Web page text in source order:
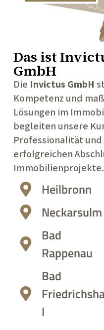
Das ist
GmbH
Die Invictus GmbH
Kompetenz und
Lösungen im
begleiten unsere
Professionalität
erfolgreichen
Immobilienprojekte.
Heilbronn
Neckarsulm
Bad
Rappenau
Bad
l